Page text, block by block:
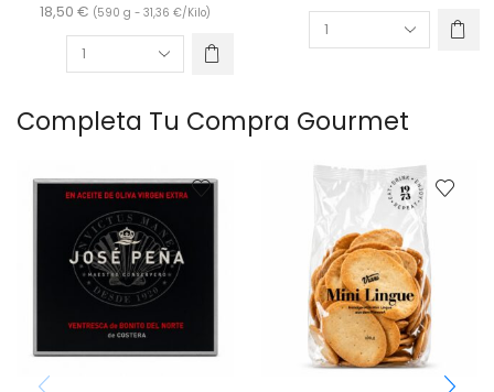
18,50 € (590 g - 31,36 €/Kilo)
Completa Tu Compra Gourmet